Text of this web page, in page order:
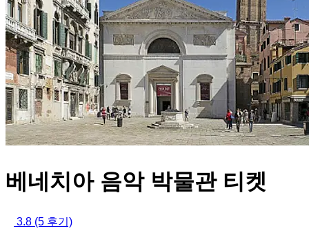
베네치아 음악 박물관 티켓
3.8 (5 후기)